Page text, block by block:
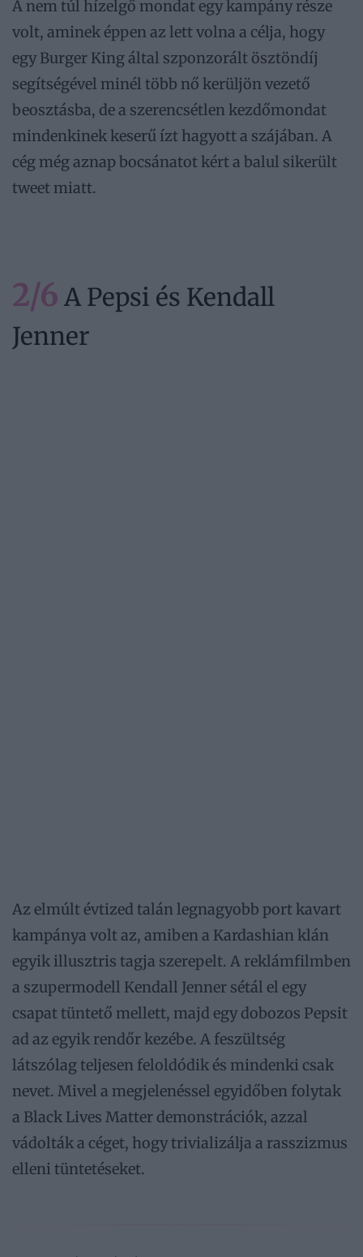
A nem túl hízelgő mondat egy kampány része
volt, aminek éppen az lett volna a célja, hogy
egy Burger King által szponzorált ösztöndíj
segítségével minél több nő kerüljön vezető
beosztásba, de a szerencsétlen kezdőmondat
mindenkinek keserű ízt hagyott a szájában. A
cég még aznap bocsánatot kért a balul sikerült
tweet miatt.
2/6 A Pepsi és Kendall
Jenner
Az elmúlt évtized talán legnagyobb port kavart
kampánya volt az, amiben a Kardashian klán
egyik illusztris tagja szerepelt. A reklámfilmben
a szupermodell Kendall Jenner sétál el egy
csapat tüntető mellett, majd egy dobozos Pepsit
ad az egyik rendőr kezébe. A feszültség
látszólag teljesen feloldódik és mindenki csak
nevet. Mivel a megjelenéssel egyidőben folytak
a Black Lives Matter demonstrációk, azzal
vádolták a céget, hogy trivializálja a rasszizmus
elleni tüntetéseket.